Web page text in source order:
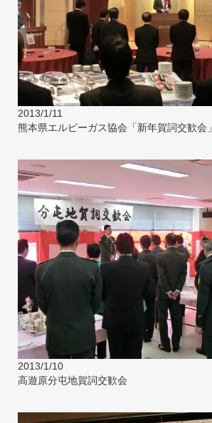
2013/1/11
熊本県エルピーガス協会「新年賀詞交歓会」
2013/1/10
高遊原分屯地賀詞交歓会